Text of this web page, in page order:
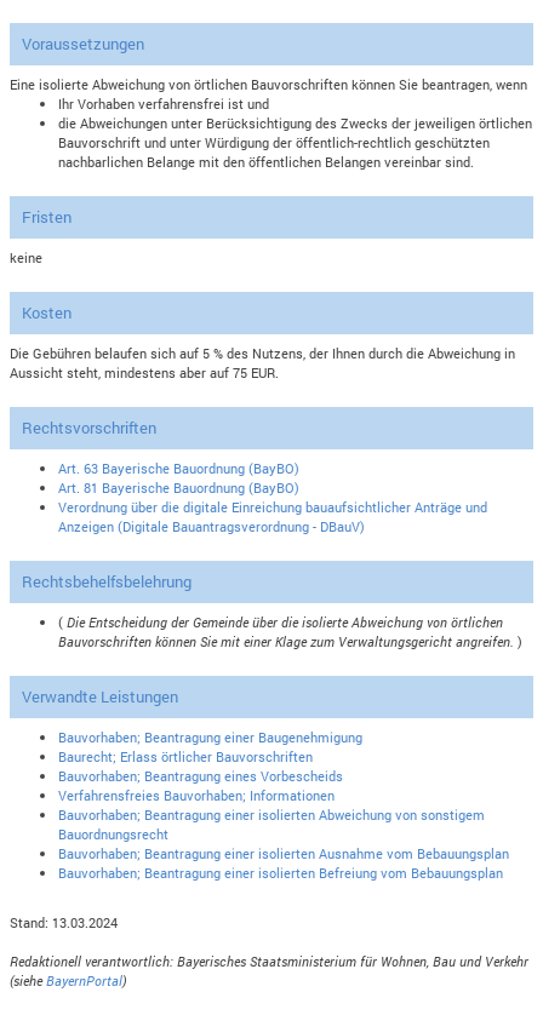
Voraussetzungen
Eine isolierte Abweichung von örtlichen Bauvorschriften können Sie beantragen, wenn
Ihr Vorhaben verfahrensfrei ist und
die Abweichungen unter Berücksichtigung des Zwecks der jeweiligen örtlichen
Bauvorschrift und unter Würdigung der öffentlich-rechtlich geschützten
nachbarlichen Belange mit den öffentlichen Belangen vereinbar sind.
Fristen
keine
Kosten
Die Gebühren belaufen sich auf 5 % des Nutzens, der Ihnen durch die Abweichung in
Aussicht steht, mindestens aber auf 75 EUR.
Rechtsvorschriften
Art. 63 Bayerische Bauordnung (BayBO)
Art. 81 Bayerische Bauordnung (BayBO)
Verordnung über die digitale Einreichung bauaufsichtlicher Anträge und
Anzeigen (Digitale Bauantragsverordnung - DBauV)
Rechtsbehelfsbelehrung
(Die Entscheidung der Gemeinde über die isolierte Abweichung von örtlichen
Bauvorschriften können Sie mit einer Klage zum Verwaltungsgericht angreifen. )
Verwandte Leistungen
Bauvorhaben; Beantragung einer Baugenehmigung
Baurecht; Erlass örtlicher Bauvorschriften
Bauvorhaben; Beantragung eines Vorbescheids
Verfahrensfreies Bauvorhaben; Informationen
Bauvorhaben; Beantragung einer isolierten Abweichung von sonstigem
Bauordnungsrecht
Bauvorhaben; Beantragung einer isolierten Ausnahme vom Bebauungsplan
Bauvorhaben; Beantragung einer isolierten Befreiung vom Bebauungsplan
Stand: 13.03.2024
Redaktionell verantwortlich: Bayerisches Staatsministerium für Wohnen, Bau und Verkehr
(sieheBayernPortal)